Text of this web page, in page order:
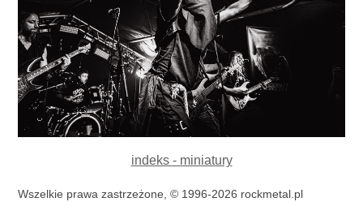
indeks - miniatury
Wszelkie prawa zastrzeżone, © 1996-2026 rockmetal.pl